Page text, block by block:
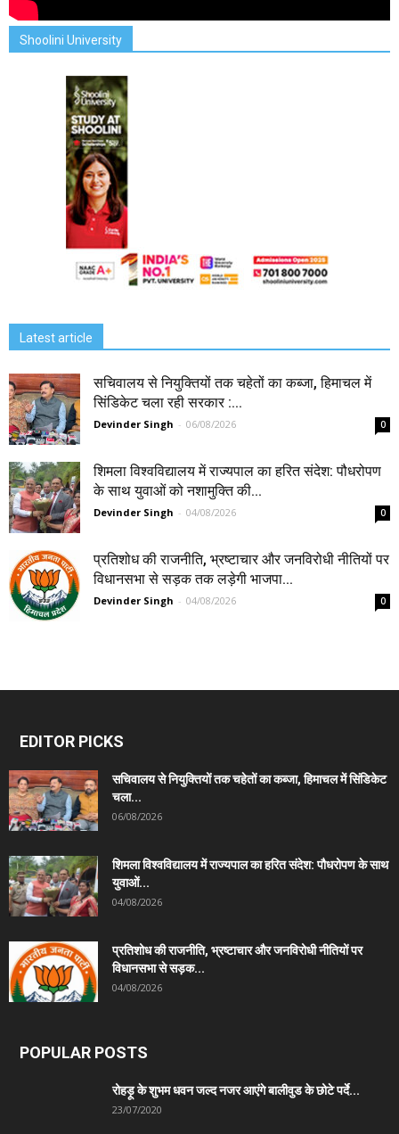
Shoolini University
Latest article
सचिवालय से नियुक्तियों तक चहेतों का कब्जा, हिमाचल में
सिंडिकेट चला रही सरकार :...
Devinder Singh - 06/08/2026 0
शिमला विश्वविद्यालय में राज्यपाल का हरित संदेश: पौधरोपण
के साथ युवाओं को नशामुक्ति की...
Devinder Singh - 04/08/2026 0
प्रतिशोध की राजनीति, भ्रष्टाचार और जनविरोधी नीतियों पर
विधानसभा से सड़क तक लड़ेगी भाजपा...
Devinder Singh - 04/08/2026 0
EDITOR PICKS
सचिवालय से नियुक्तियों तक चहेतों का कब्जा, हिमाचल में सिंडिकेट
चला...
06/08/2026
शिमला विश्वविद्यालय में राज्यपाल का हरित संदेश: पौधरोपण के साथ
युवाओं...
04/08/2026
प्रतिशोध की राजनीति, भ्रष्टाचार और जनविरोधी नीतियों पर
विधानसभा से सड़क...
04/08/2026
POPULAR POSTS
रोहड़ू के शुभम धवन जल्द नजर आएंगे बालीवुड के छोटे पर्दे...
23/07/2020